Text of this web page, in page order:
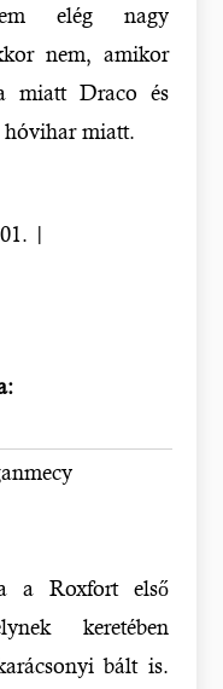
elég nagy
nem, amikor
miatt Draco és
hóvihar miatt.
|
a Roxfort első
keretében
bált is.